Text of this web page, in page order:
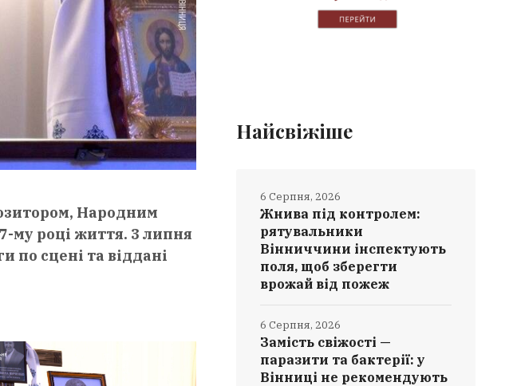
Народним
му році життя. 3 липня
по сцені та віддані
Найсвіжіше
Жнива під контролем:
рятувальники
Вінниччини інспектують
поля, щоб зберегти
врожай від пожеж
6 Серпня, 2026
Замість свіжості —
паразити та бактерії: у
Вінниці не рекомендують
6 Серпня, 2026